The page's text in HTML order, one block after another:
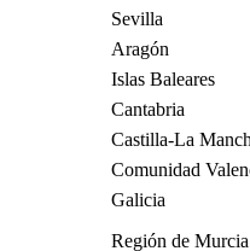
Sevilla
Aragón
Islas Baleares
Cantabria
Castilla-La
Comunidad
Galicia
Región de Murcia